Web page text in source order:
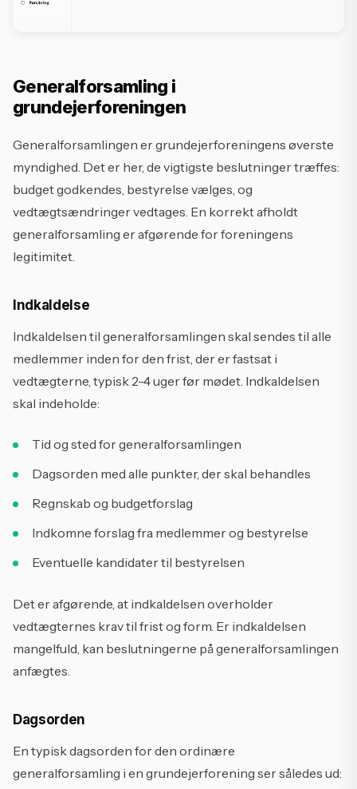
Generalforsamling i
grundejerforeningen
Generalforsamlingen er grundejerforeningens øverste
myndighed. Det er her, de vigtigste beslutninger træffes:
budget godkendes, bestyrelse vælges, og
vedtægtsændringer vedtages. En korrekt afholdt
generalforsamling er afgørende for foreningens
legitimitet.
Indkaldelse
Indkaldelsen til generalforsamlingen skal sendes til alle
medlemmer inden for den frist, der er fastsat i
vedtægterne, typisk 2-4 uger før mødet. Indkaldelsen
skal indeholde:
Tid og sted for generalforsamlingen
Dagsorden med alle punkter, der skal behandles
Regnskab og budgetforslag
Indkomne forslag fra medlemmer og bestyrelse
Eventuelle kandidater til bestyrelsen
Det er afgørende, at indkaldelsen overholder
vedtægternes krav til frist og form. Er indkaldelsen
mangelfuld, kan beslutningerne på generalforsamlingen
anfægtes.
Dagsorden
En typisk dagsorden for den ordinære
generalforsamling i en grundejerforening ser således ud: